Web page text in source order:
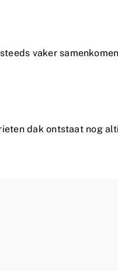
vaker
dak ontstaat nog